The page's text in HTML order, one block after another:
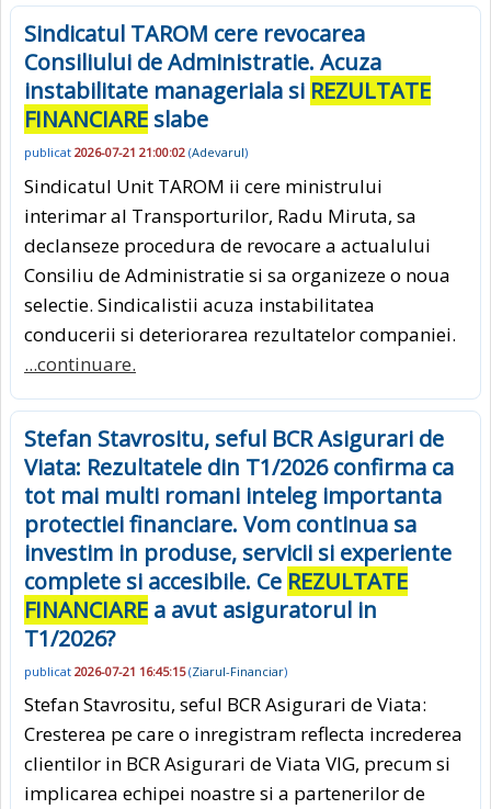
Sindicatul TAROM cere revocarea
Consiliului de Administratie. Acuza
instabilitate manageriala si REZULTATE
FINANCIARE slabe
publicat 2026-07-21 21:00:02 (Adevarul)
Sindicatul Unit TAROM ii cere ministrului
interimar al Transporturilor, Radu Miruta, sa
declanseze procedura de revocare a actualului
Consiliu de Administratie si sa organizeze o noua
selectie. Sindicalistii acuza instabilitatea
conducerii si deteriorarea rezultatelor companiei.
...continuare.
Stefan Stavrositu, seful BCR Asigurari de
Viata: Rezultatele din T1/2026 confirma ca
tot mai multi romani inteleg importanta
protectiei financiare. Vom continua sa
investim in produse, servicii si experiente
complete si accesibile. Ce REZULTATE
FINANCIARE a avut asiguratorul in
T1/2026?
publicat 2026-07-21 16:45:15(Ziarul-Financiar)
Stefan Stavrositu, seful BCR Asigurari de Viata:
Cresterea pe care o inregistram reflecta increderea
clientilor in BCR Asigurari de Viata VIG, precum si
implicarea echipei noastre si a partenerilor de